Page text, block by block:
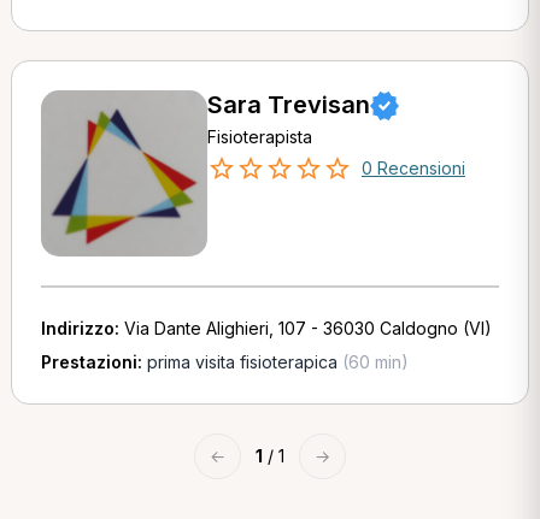
Sara Trevisan
Fisioterapista
0 Recensioni
Indirizzo: Via Dante Alighieri, 107 - 36030 Caldogno (VI)
Prestazioni: prima visita fisioterapica (60 min)
← 1 / 1 →